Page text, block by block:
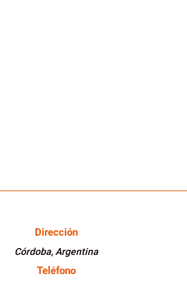
Dirección
Córdoba, Argentina
Teléfono